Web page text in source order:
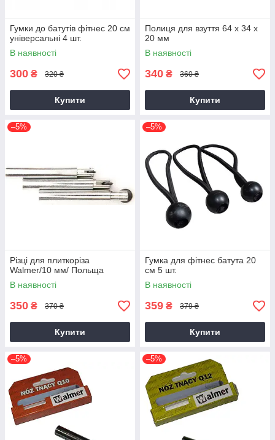
Гумки до батутів фітнес 20 см
універсальні 4 шт.
В наявності
300 ₴ 320 ₴
Купити
Полиця для взуття 64 х 34 х
20 мм
В наявності
340 ₴ 360 ₴
Купити
–5%
Різці для плиткоріза
Walmer/10 мм/ Польща
В наявності
350 ₴ 370 ₴
Купити
–5%
Гумка для фітнес батута 20
см 5 шт.
В наявності
359 ₴ 379 ₴
Купити
–5% –5%